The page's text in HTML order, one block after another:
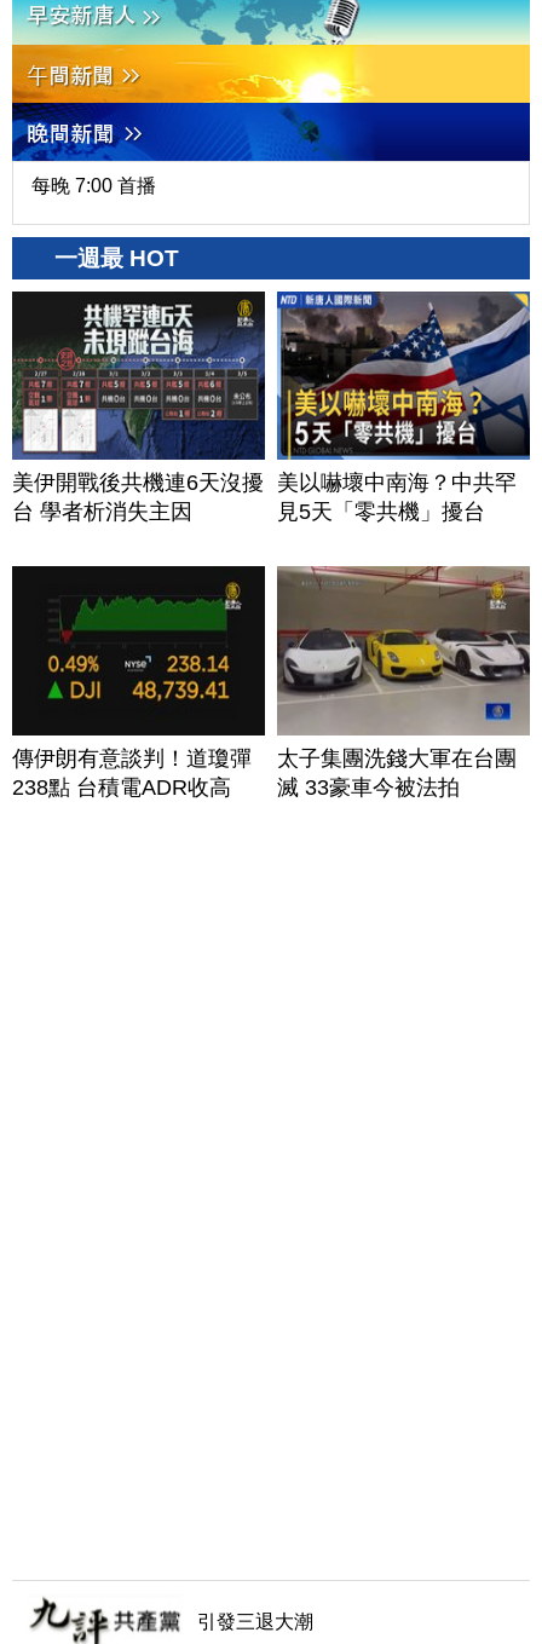
每晚 7:00 首播
一週最 HOT
美伊開戰後共機連6天沒擾
台 學者析消失主因
美以嚇壞中南海？中共罕
見5天「零共機」擾台
傳伊朗有意談判！道瓊彈
238點 台積電ADR收高
太子集團洗錢大軍在台團
滅 33豪車今被法拍
引發三退大潮